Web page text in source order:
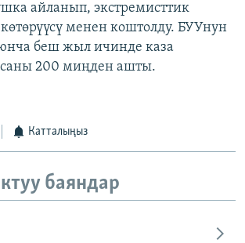
айланып, экстремисттик
менен коштолду. БУУнун
беш жыл ичинде каза
200 миңден ашты.
Катталыңыз
баяндар